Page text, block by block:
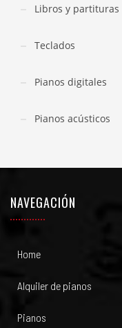
Libros y partituras
Teclados
Pianos digitales
Pianos acústicos
NAVEGACIÓN
Home
Alquiler de pianos
Pianos